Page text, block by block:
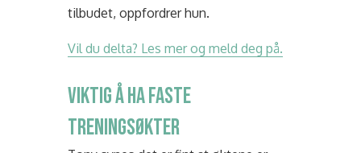
tilbudet, oppfordrer hun.
Vil du delta? Les mer og meld deg på.
VIKTIG Å HA FASTE
TRENINGSØKTER